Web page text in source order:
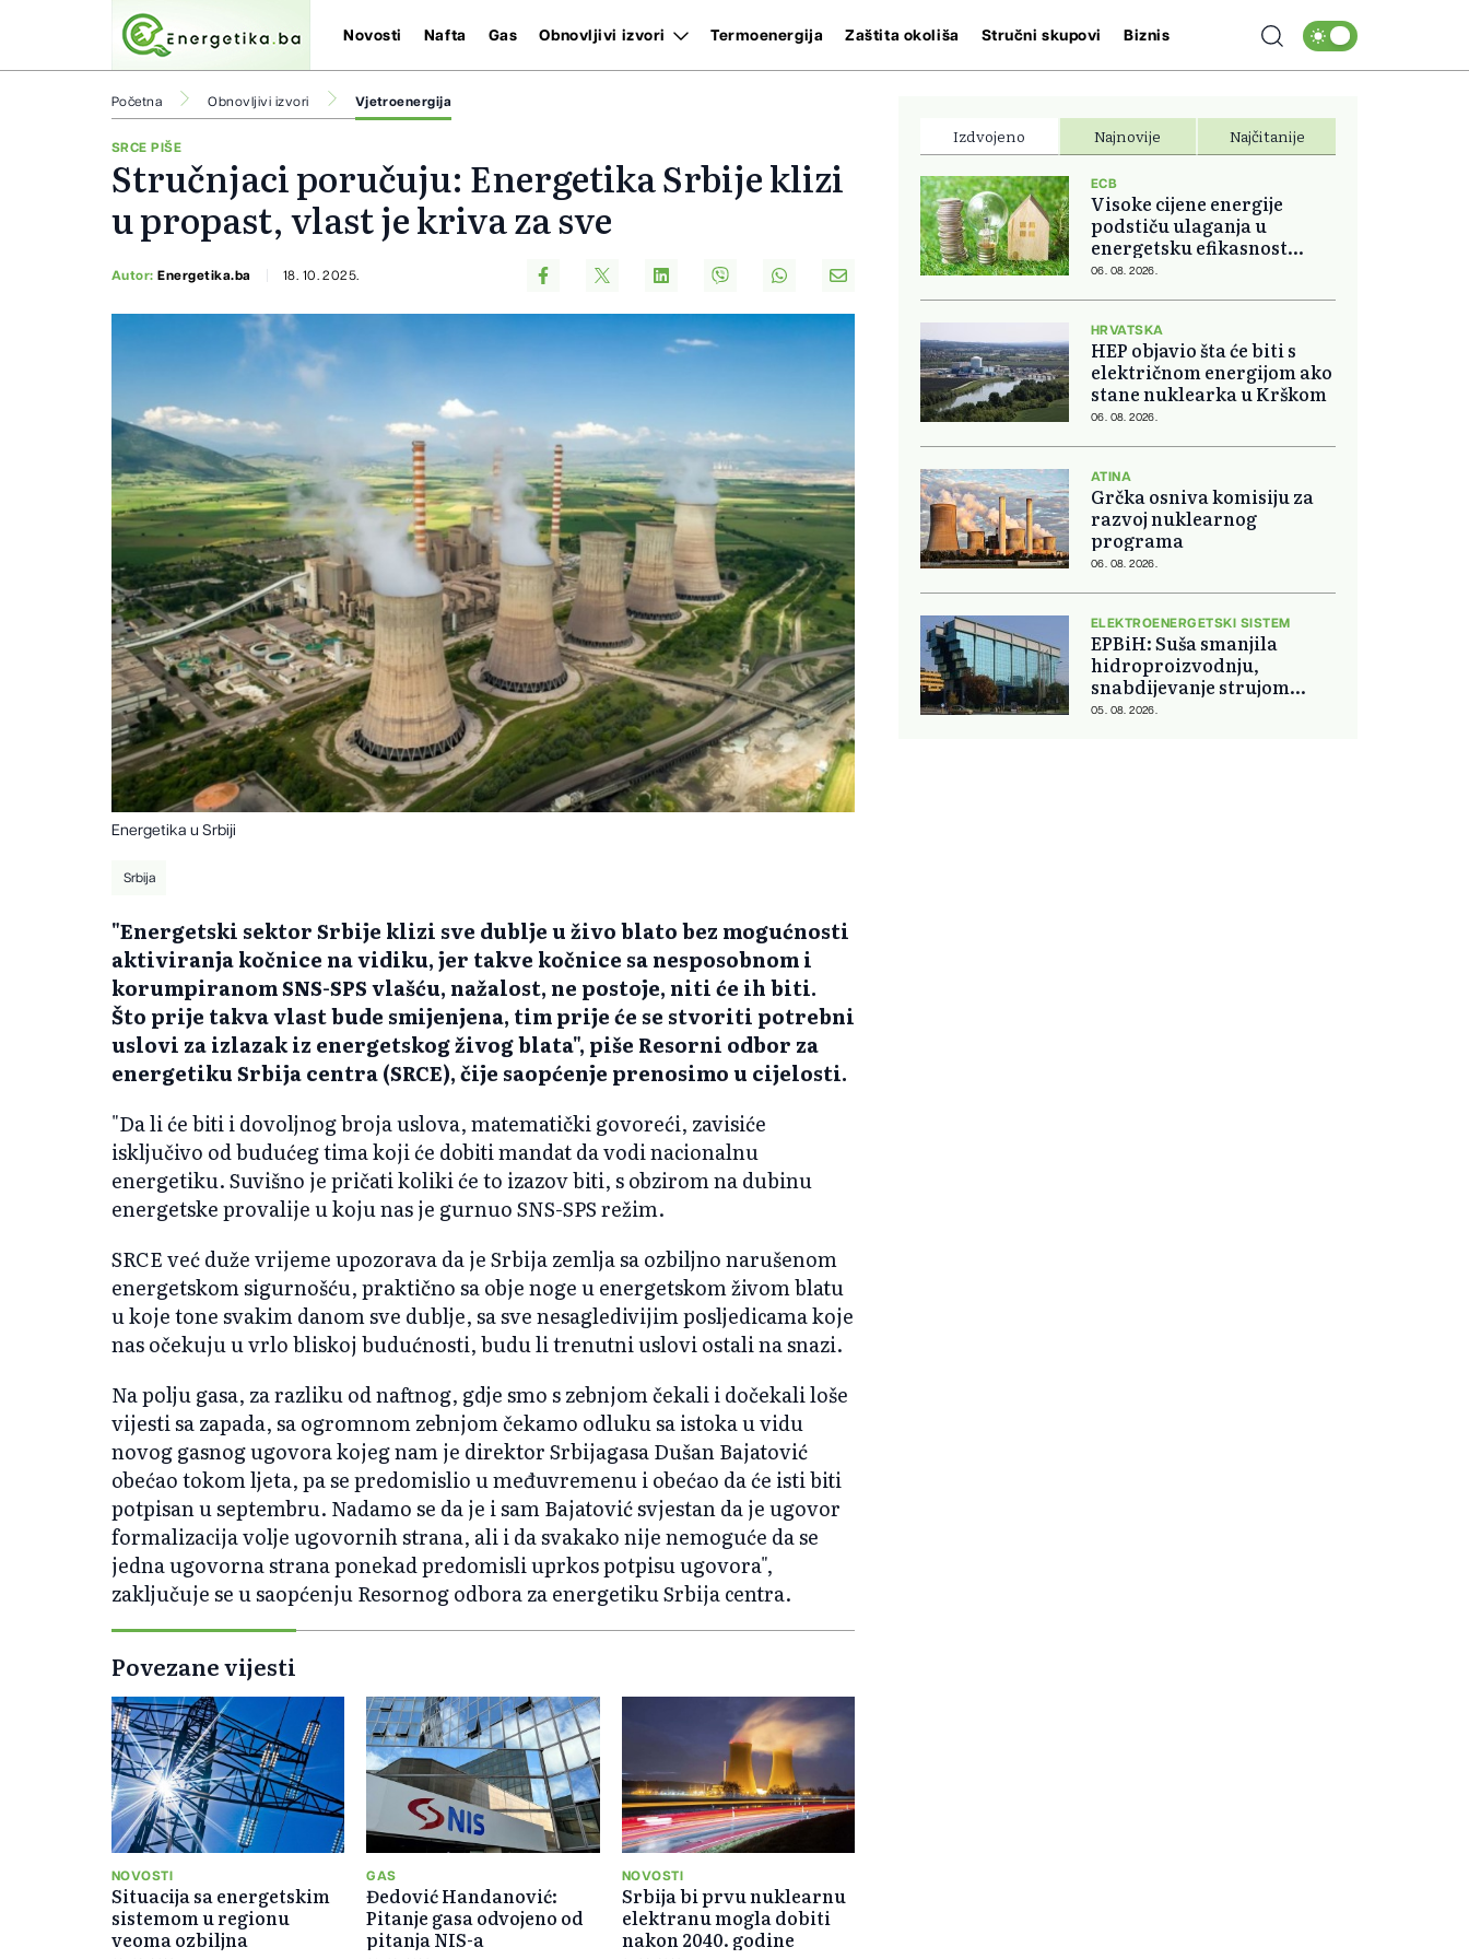
Novosti Nafta Gas Obnovljivi izvori Termoenergija Zaštita okoliša Stručni skupovi Biznis
Početna Obnovljivi izvori Vjetroenergija
SRCE PIŠE
Stručnjaci poručuju: Energetika Srbije klizi
u propast, vlast je kriva za sve
Autor:Energetika.ba 18. 10. 2025.
Energetika u Srbiji
Srbija
"Energetski sektor Srbije klizi sve dublje u živo blato bez mogućnosti
aktiviranja kočnice na vidiku, jer takve kočnice sa nesposobnom i
korumpiranom SNS-SPS vlašću, nažalost, ne postoje, niti će ih biti.
Što prije takva vlast bude smijenjena, tim prije će se stvoriti potrebni
uslovi za izlazak iz energetskog živog blata", piše Resorni odbor za
energetiku Srbija centra (SRCE), čije saopćenje prenosimo u cijelosti.
"Da li će biti i dovoljnog broja uslova, matematički govoreći, zavisiće
isključivo od budućeg tima koji će dobiti mandat da vodi nacionalnu
energetiku. Suvišno je pričati koliki će to izazov biti, s obzirom na dubinu
energetske provalije u koju nas je gurnuo SNS-SPS režim.
SRCE već duže vrijeme upozorava da je Srbija zemlja sa ozbiljno narušenom
energetskom sigurnošću, praktično sa obje noge u energetskom živom blatu
u koje tone svakim danom sve dublje, sa sve nesagledivijim posljedicama koje
nas očekuju u vrlo bliskoj budućnosti, budu li trenutni uslovi ostali na snazi.
Na polju gasa, za razliku od naftnog, gdje smo s zebnjom čekali i dočekali loše
vijesti sa zapada, sa ogromnom zebnjom čekamo odluku sa istoka u vidu
novog gasnog ugovora kojeg nam je direktor Srbijagasa Dušan Bajatović
obećao tokom ljeta, pa se predomislio u međuvremenu i obećao da će isti biti
potpisan u septembru. Nadamo se da je i sam Bajatović svjestan da je ugovor
formalizacija volje ugovornih strana, ali i da svakako nije nemoguće da se
jedna ugovorna strana ponekad predomisli uprkos potpisu ugovora",
zaključuje se u saopćenju Resornog odbora za energetiku Srbija centra.
Povezane vijesti
NOVOSTI
Situacija sa energetskim
sistemom u regionu
veoma ozbiljna
GAS
Đedović Handanović:
Pitanje gasa odvojeno od
pitanja NIS-a
NOVOSTI
Srbija bi prvu nuklearnu
elektranu mogla dobiti
nakon 2040. godine
Izdvojeno Najnovije Najčitanije
ECB
Visoke cijene energije
podstiču ulaganja u
energetsku efikasnost
domova
06. 08. 2026.
HRVATSKA
HEP objavio šta će biti s
električnom energijom ako
stane nuklearka u Krškom
06. 08. 2026.
ATINA
Grčka osniva komisiju za
razvoj nuklearnog
programa
06. 08. 2026.
ELEKTROENERGETSKI SISTEM
EPBiH: Suša smanjila
hidroproizvodnju,
snabdijevanje strujom
ostaje stabilno
05. 08. 2026.